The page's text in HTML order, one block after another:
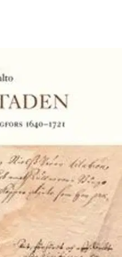
nytt Helsingfors på
blivit för grund för stora
att invånarna från
Kronostaden berättar om hur
upp från sina gamla
I fokus för den
vilka utåt gjorde enad front
Det är genom dem som
och Helsingfors
borgerskapet måste
till de internationella
metoder, till den svenska